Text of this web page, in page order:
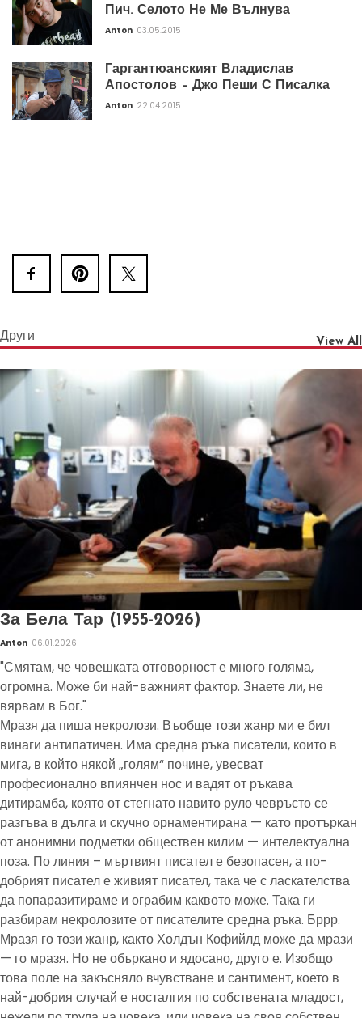
Пич. Селото Не Ме Вълнува
Anton 03.05.2015
Гаргантюанският Владислав
Апостолов – Джо Пеши С Писалка
Anton 22.04.2015
Други View All
За Бела Тар (1955-2026)
Anton 06.01.2026
"Смятам, че човешката отговорност е много голяма,
огромна. Може би най-важният фактор. Знаете ли, не
вярвам в Бог."
Мразя да пиша некролози. Въобще този жанр ми е бил
винаги антипатичен. Има средна ръка писатели, които в
мига, в който някой „голям“ почине, увесват
професионално впиянчен нос и вадят от ръкава
дитирамба, която от стегнато навито руло чевръсто се
разгъва в дълга и скучно орнаментирана — като протъркан
от анонимни подметки обществен килим — интелектуална
поза. По линия – мъртвият писател е безопасен, а по-
добрият писател е живият писател, така че с ласкателства
да попаразитираме и ограбим каквото може. Така ги
разбирам некролозите от писателите средна ръка. Бррр.
Мразя го този жанр, както Холдън Кофийлд може да мрази
— го мразя. Но не объркано и ядосано, друго е. Изобщо
това поле на закъсняло вчувстване и сантимент, което в
най-добрия случай е носталгия по собствената младост,